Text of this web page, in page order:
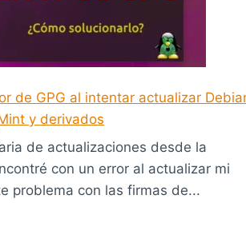
de GPG al intentar actualizar
y derivados
de actualizaciones desde la
con un error al actualizar mi
problema con las firmas de...